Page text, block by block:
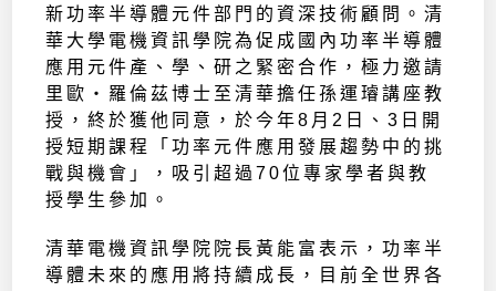
新功率半導體元件部門的資深技術顧問。清
華大學電機資訊學院為促成國內功率半導體
應用元件產、學、研之緊密合作，極力邀請
里歐‧羅倫茲博士至清華擔任孫運璿講座教
授，終於獲他同意，於今年8月2日、3日開
授短期課程「功率元件應用發展趨勢中的挑
戰與機會」，吸引超過70位專家學者與教
授學生參加。
清華電機資訊學院院長黃能富表示，功率半
導體未來的應用將持續成長，目前全世界各